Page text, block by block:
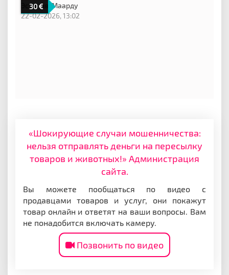
30
Эстония,Маарду
22-02-2026, 13:02
«Шокирующие случаи мошенничества:
нельзя отправлять деньги на пересылку
товаров и животных!» Администрация
сайта.
Вы можете пообщаться по видео с
продавцами товаров и услуг, они покажут
товар онлайн и ответят на ваши вопросы. Вам
не понадобится включать камеру.
Позвонить по видео